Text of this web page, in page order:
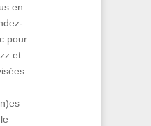
en
pour
et